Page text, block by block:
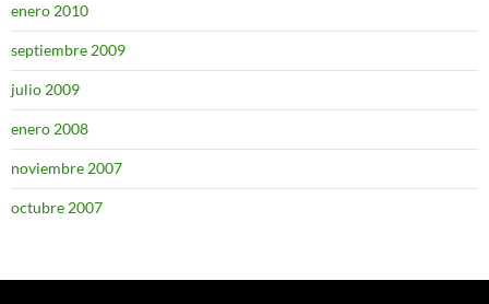
enero 2010
septiembre 2009
julio 2009
enero 2008
noviembre 2007
octubre 2007